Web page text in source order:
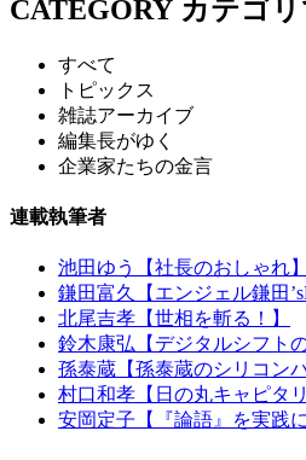
CATEGORY カテゴ
すべて
トピックス
雑誌アーカイブ
編集長がゆく
企業家たちの金言
連載執筆者
池田ゆう【社長のおしゃれ】
鎌田富久【エンジェル鎌田
北尾吉孝【世相を斬る！】
鈴木康弘【デジタルシフト
孫泰蔵【孫泰蔵のシリコン
村口和孝【日の丸キャピタ
安岡定子【『論語』を実践